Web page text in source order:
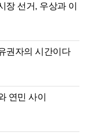
장 선거, 우상과 이
권자의 시간이다
연민 사이